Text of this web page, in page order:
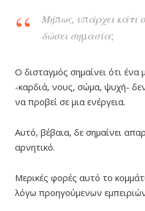
Μήπως, υπάρχει κάτι
δώσει σημασία;
Ο δισταγμός σημαίνει ότι
-καρδιά, νους, σώμα, ψυχή-
να προβεί σε μια ενέργεια.
Αυτό, βέβαια, δε σημαίνει
αρνητικό.
Μερικές φορές αυτό το
λόγω προηγούμενων